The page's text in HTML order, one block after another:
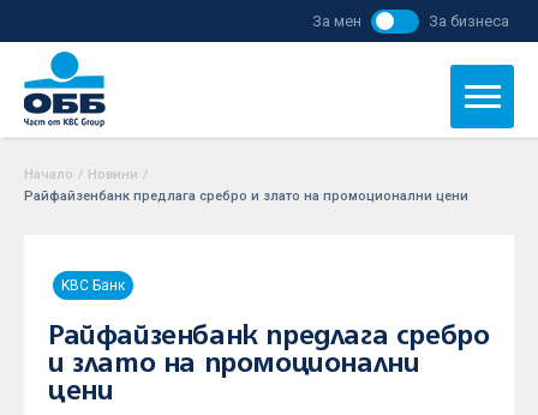
За мен За бизнеса
Начало / Новини /
Райфайзенбанк предлага сребро и злато на промоционални цени
KBC Банк
Райфайзенбанк предлага сребро
и злато на промоционални
цени